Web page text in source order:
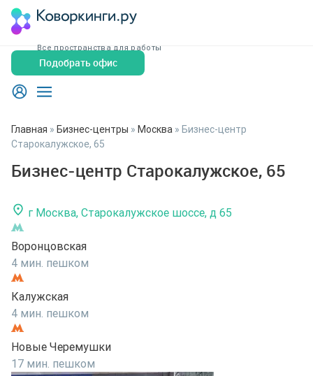
Все пространства для работы
Подобрать офис
Главная » Бизнес-центры » Москва » Бизнес-центр
Старокалужское, 65
Бизнес-центр Старокалужское, 65
г Москва, Старокалужское шоссе, д 65
Воронцовская
4 мин. пешком
Калужская
4 мин. пешком
Новые Черемушки
17 мин. пешком